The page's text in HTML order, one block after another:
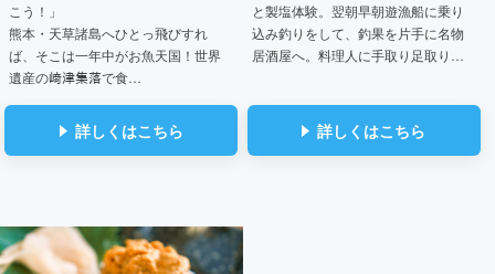
こう！」
熊本・天草諸島へひとっ飛びすれ
ば、そこは一年中がお魚天国！世界
遺産の﨑津集落で食…
詳しくはこちら
と製塩体験。翌朝早朝遊漁船に乗り
込み釣りをして、釣果を片手に名物
居酒屋へ。料理人に手取り足取り…
詳しくはこちら